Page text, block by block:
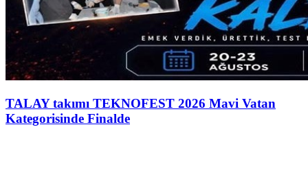
TALAY takımı TEKNOFEST 2026 Mavi Vatan
Kategorisinde Finalde